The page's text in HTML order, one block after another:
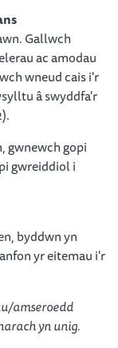
Gallwch
ac amodau
wneud cais i'r
â swyddfa'r
gwnewch gopi
gwreiddiol i
byddwn yn
yr eitemau i'r
amseroedd
yn unig.